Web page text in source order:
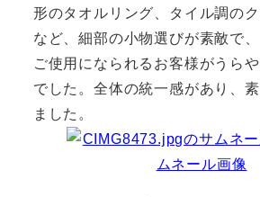
形のタオルリング、タイル調の
など、細部の小物選びが素敵で、
ご使用になられるお客様がうら
でした。全体の統一感があり、
ました。